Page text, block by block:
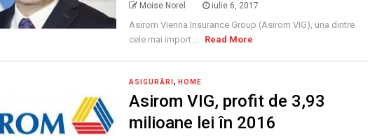
Moise Norel iulie 6, 2017
Asirom Vienna Insurance Group (Asirom VIG), una dintre
cele mai import ... Read More
ASIGURĂRI , HOME
Asirom VIG, profit de 3,93
milioane lei în 2016